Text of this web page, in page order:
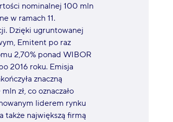
nominalnej 100 mln
w ramach 11.
Dzięki ugruntowanej
Emitent po raz
2,70% ponad WIBOR
2016 roku. Emisja
znaczną
zł, co oznaczało
liderem rynku
także największą firmą